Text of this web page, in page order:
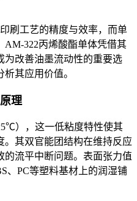
刷工艺的精度与效率，而单
AM-322丙烯酸酯单体凭借其
为改善油墨流动性的重要选
其应用价值。
理
），这一低粘度特性使其
。其双官能团结构在维持反应
流平中断问题。表面张力值
、PC等塑料基材上的润湿铺